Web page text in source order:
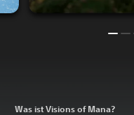
Was ist Visions of Mana?